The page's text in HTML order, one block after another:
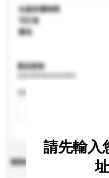
生產所需時間
可訂造
顏色
產品規格
查詢內容
請先輸入
址